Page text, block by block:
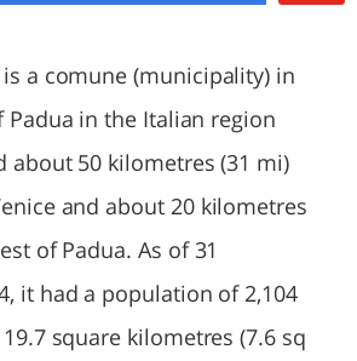
a comune (municipality) in
Padua in the Italian region
about 50 kilometres (31 mi)
and about 20 kilometres
of Padua. As of 31
it had a population of 2,104
square kilometres (7.6 sq